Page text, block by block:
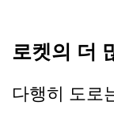
로켓의 더
다행히 도로